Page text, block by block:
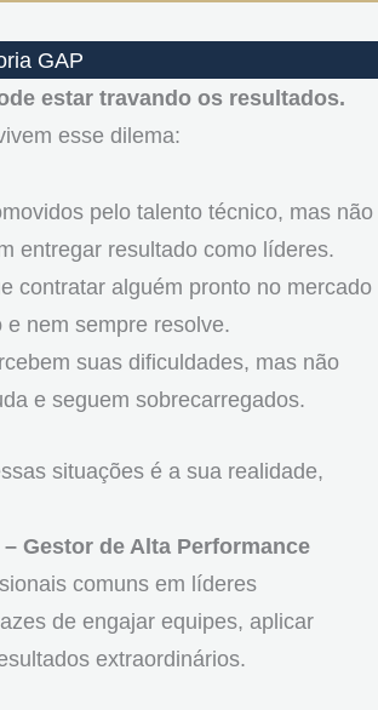
GAP
estar travando os resultados.
esse dilema:
pelo talento técnico, mas não
entregar resultado como líderes.
contratar alguém pronto no mercado
e nem sempre resolve.
suas dificuldades, mas não
e seguem sobrecarregados.
situações é a sua realidade,
Gestor de Alta Performance
comuns em líderes
de engajar equipes, aplicar
extraordinários.